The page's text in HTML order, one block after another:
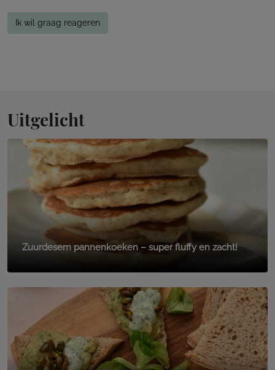
Ik wil graag reageren
Uitgelicht
Zuurdesem pannenkoeken – super fluffy en zacht!